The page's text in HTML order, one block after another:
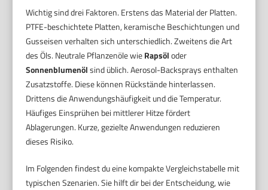
Wichtig sind drei Faktoren. Erstens das Material der Platten.
PTFE-beschichtete Platten, keramische Beschichtungen und
Gusseisen verhalten sich unterschiedlich. Zweitens die Art
des Öls. Neutrale Pflanzenöle wieRapsöloder
Sonnenblumenölsind üblich. Aerosol-Backsprays enthalten
Zusatzstoffe. Diese können Rückstände hinterlassen.
Drittens die Anwendungshäufigkeit und die Temperatur.
Häufiges Einsprühen bei mittlerer Hitze fördert
Ablagerungen. Kurze, gezielte Anwendungen reduzieren
dieses Risiko.
Im Folgenden findest du eine kompakte Vergleichstabelle mit
typischen Szenarien. Sie hilft dir bei der Entscheidung, wie